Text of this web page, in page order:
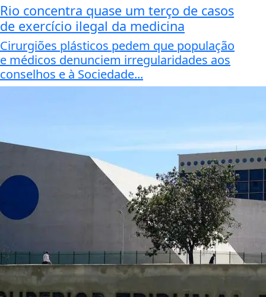
Rio concentra quase um terço de casos
de exercício ilegal da medicina
Cirurgiões plásticos pedem que população
e médicos denunciem irregularidades aos
conselhos e à Sociedade...